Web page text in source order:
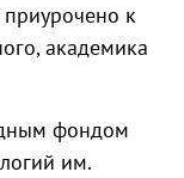
к
академика
фондом
им.